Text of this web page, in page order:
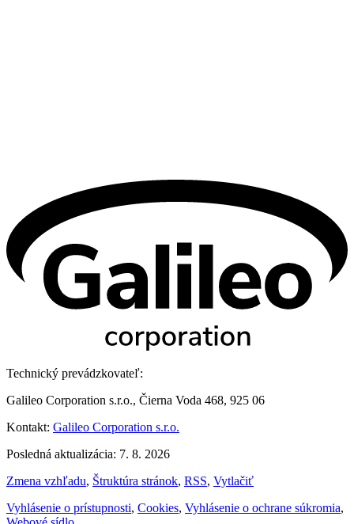
Technický prevádzkovateľ:
Galileo Corporation s.r.o., Čierna Voda 468, 925 06
Kontakt: Galileo Corporation s.r.o.
Posledná aktualizácia: 7. 8. 2026
Zmena vzhľadu, Štruktúra stránok, RSS, Vytlačiť
Vyhlásenie o prístupnosti, Cookies, Vyhlásenie o ochrane súkromia,